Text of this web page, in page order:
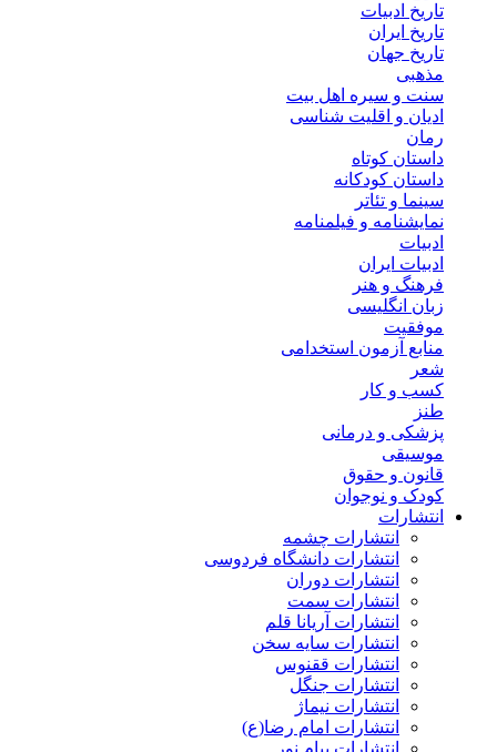
تاریخ ادبیات
تاریخ ایران
تاریخ جهان
مذهبی
سنت و سیره اهل بیت
ادیان و اقلیت شناسی
رمان
داستان کوتاه
داستان کودکانه
سینما و تئاتر
نمایشنامه و فیلمنامه
ادبیات
ادبیات ایران
فرهنگ و هنر
زبان انگلیسی
موفقیت
منابع آزمون استخدامی
شعر
کسب و کار
طنز
پزشکی و درمانی
موسیقی
قانون و حقوق
کودک و نوجوان
انتشارات
انتشارات چشمه
انتشارات دانشگاه فردوسی
انتشارات دوران
انتشارات سمت
انتشارات آریانا قلم
انتشارات سایه سخن
انتشارات ققنوس
انتشارات جنگل
انتشارات نیماژ
انتشارات امام رضا(ع)
انتشارات پیام نور